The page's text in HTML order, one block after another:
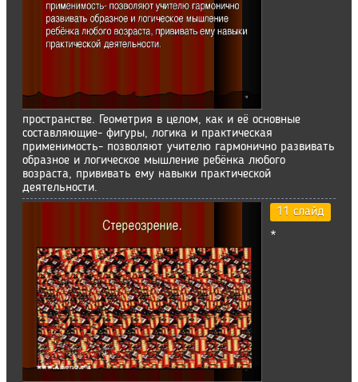
пространстве. Геометрия в целом, как и её основные
составляющие- фигуры, логика и практическая
применимость- позволяют учителю гармонично развивать
образное и логическое мышление ребёнка любого
возраста, прививать ему навыки практической
деятельности.
11 слайд
*